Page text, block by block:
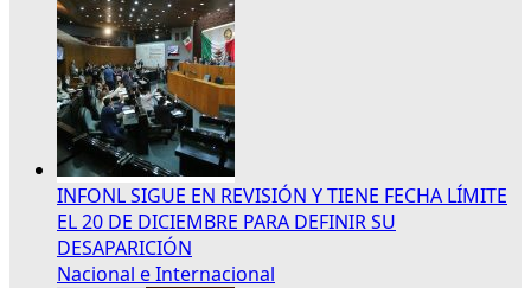
INFONL SIGUE EN REVISIÓN Y TIENE FECHA LÍMITE
EL 20 DE DICIEMBRE PARA DEFINIR SU
DESAPARICIÓN
Nacional e Internacional